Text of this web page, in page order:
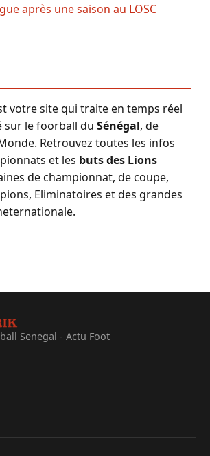
après une saison au LOSC
votre site qui traite en temps réel
sur le foorball du Sénégal, de
Retrouvez toutes les infos
et les buts des Lions
de championnat, de coupe,
Eliminatoires et des grandes
Senegal - Actu Foot